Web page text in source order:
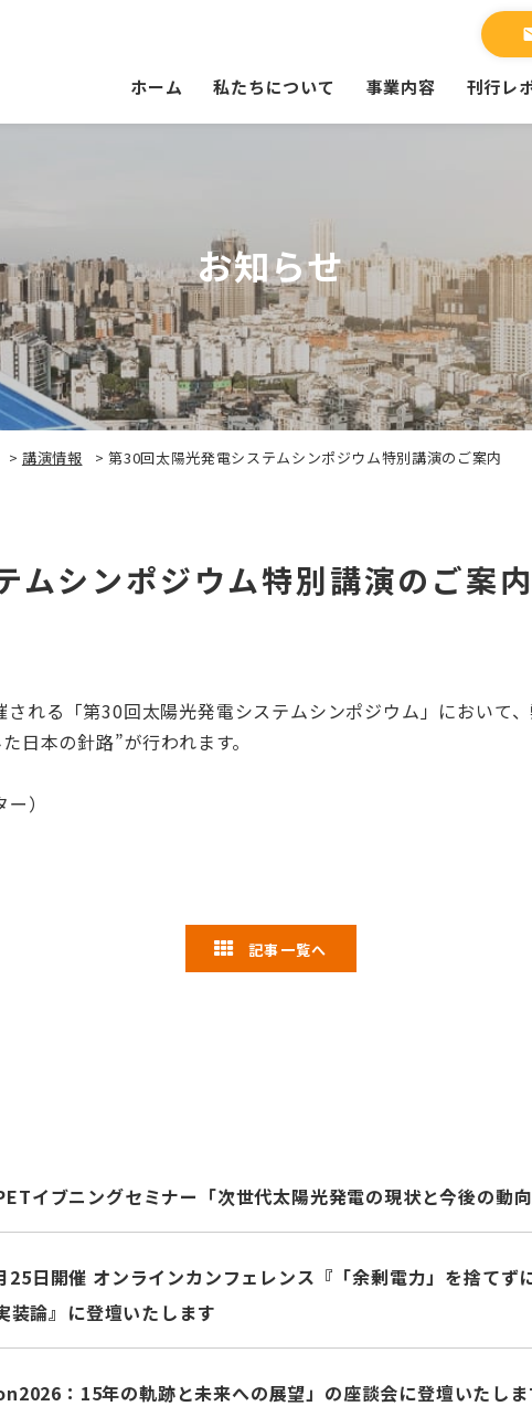
ホーム 私たちについて 事業内容 刊行レ
お知らせ
> 講演情報 >第30回太陽光発電システムシンポジウム特別講演のご案内
ムシンポジウム特別講演のご案内
れる「第30回太陽光発電システムシンポジウム」におい
日本の針路”が行われます。
）
記事一覧へ
イブニングセミナー「次世代太陽光発電の現状と今後の動
25日開催 オンラインカンフェレンス『「余剰電力」を捨て
装論』に登壇いたします
：15年の軌跡と未来への展望」の座談会に登壇いたしま